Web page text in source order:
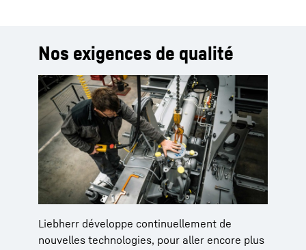
Nos exigences de qualité
Liebherr développe continuellement de
nouvelles technologies, pour aller encore plus